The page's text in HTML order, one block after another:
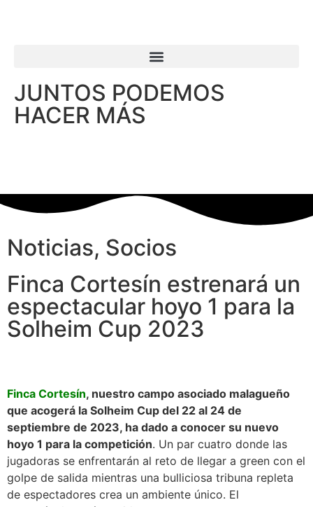
JUNTOS PODEMOS
HACER MÁS
Noticias, Socios
Finca Cortesín estrenará un
espectacular hoyo 1 para la
Solheim Cup 2023
Finca Cortesín, nuestro campo asociado malagueño
que acogerá la Solheim Cup del 22 al 24 de
septiembre de 2023, ha dado a conocer su nuevo
hoyo 1 para la competición. Un par cuatro donde las
jugadoras se enfrentarán al reto de llegar a green con el
golpe de salida mientras una bulliciosa tribuna repleta
de espectadores crea un ambiente único. El